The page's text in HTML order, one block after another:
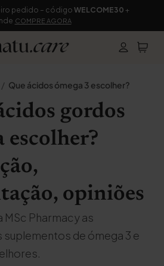
pedido – código WELCOME30 +
COMPRE AGORA
Que ácidos ómega 3 escolher?
gordos
escolher?
opiniões
Pharmacy as
de ómega 3 e